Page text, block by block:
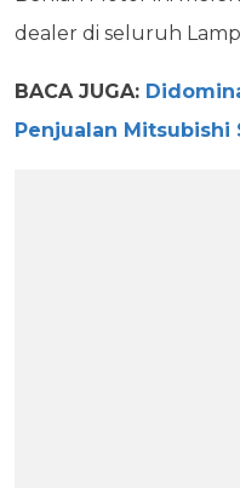
dealer di seluruh
BACA JUGA:
Penjualan Mitsubishi